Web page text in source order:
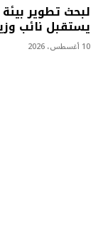
لبحث تطوير
يستقبل نائب
10 أغسطس، 2026